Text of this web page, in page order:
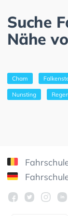
Suche
Nähe
Cham
Nunsting